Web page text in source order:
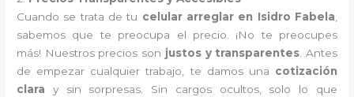
Cuando se trata de tu celular arreglar en Isidro Fabela
sabemos que te preocupa el precio. ¡No te preocupes
más! Nuestros precios son justos y transparentes . Antes
de empezar cualquier trabajo, te damos una cotización
clara y sin sorpresas. Sin cargos ocultos, solo lo que